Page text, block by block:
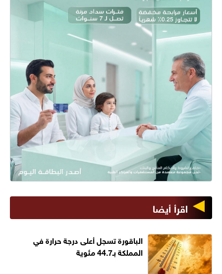
اقرأ أيضا
الباقورة تسجل أعلى درجة حرارة في
المملكة بـ44.7 مئوية